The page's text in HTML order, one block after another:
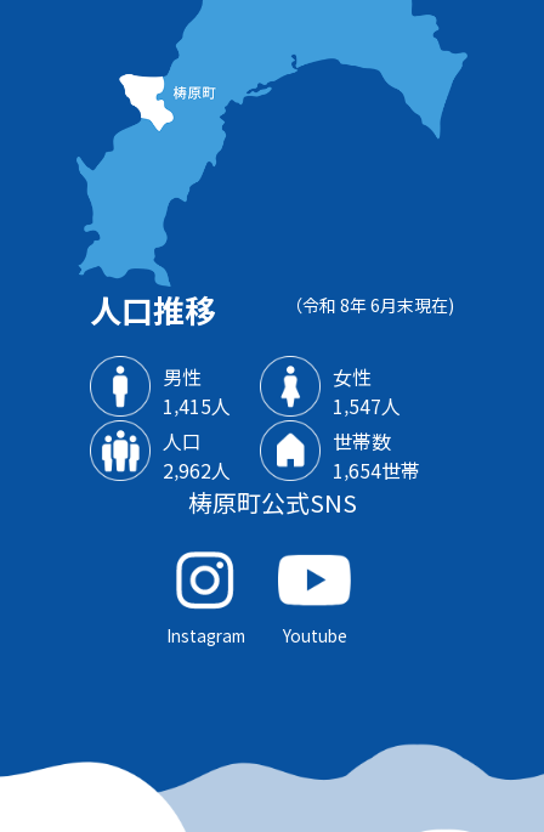
人口推移 （令和 8年 6月末現在)
男性
1‚415人
女性
1‚547人
人口
2‚962人
世帯数
1‚654世帯
梼原町公式SNS
Instagram Youtube